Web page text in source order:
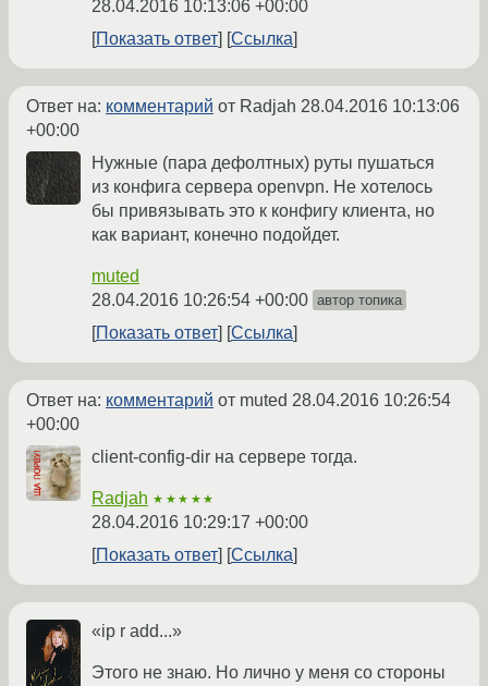
28.04.2016 10:13:06 +00:00
Показать ответ
Ссылка
Ответ на: комментарий от Radjah 28.04.2016 10:13:06
+00:00
Нужные (пара дефолтных) руты пушаться
из конфига сервера openvpn. Не хотелось
бы привязывать это к конфигу клиента, но
как вариант, конечно подойдет.
muted
28.04.2016 10:26:54 +00:00 автор топика
Показать ответ Ссылка
Ответ на: комментарий от muted 28.04.2016 10:26:54
+00:00
client-config-dir на сервере тогда.
Radjah ★★★★★
28.04.2016 10:29:17 +00:00
Показать ответ
Ссылка
«ip r add...»
Этого не знаю. Но лично у меня со стороны